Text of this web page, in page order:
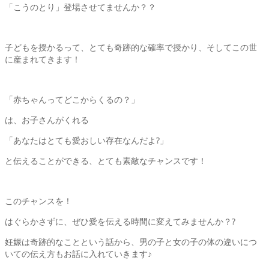
「こうのとり」登場させてませんか？？
子どもを授かるって、とても奇跡的な確率で授かり、そしてこの世
に産まれてきます！
「赤ちゃんってどこからくるの？」
は、お子さんがくれる
「あなたはとても愛おしい存在なんだよ?」
と伝えることができる、とても素敵なチャンスです！
このチャンスを！
はぐらかさずに、ぜひ愛を伝える時間に変えてみませんか？?
妊娠は奇跡的なことという話から、男の子と女の子の体の違いにつ
いての伝え方もお話に入れていきます♪